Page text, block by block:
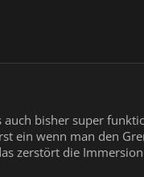
bisher super
ein wenn man den
zerstört die